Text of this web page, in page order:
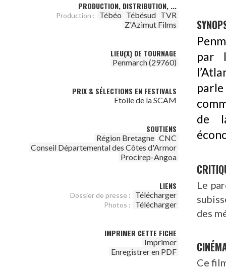
PRODUCTION, DISTRIBUTION, ...
Production : Tébéo Tébésud TVR
Z'Azimut Films
LIEU(X) DE TOURNAGE
Penmarch (29760)
PRIX & SÉLECTIONS EN FESTIVALS
Etoile de la SCAM
SOUTIENS
Région Bretagne CNC
Conseil Départemental des Côtes d'Armor
Procirep-Angoa
LIENS
Dossier de presse : Télécharger
Photos : Télécharger
IMPRIMER CETTE FICHE
Imprimer
Enregistrer en PDF
par
de
Le
des
Ce